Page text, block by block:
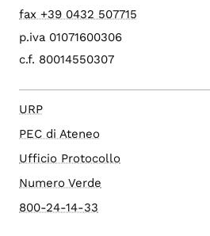
fax +39 0432 507715
p.iva 01071600306
c.f. 80014550307
URP
PEC di Ateneo
Ufficio Protocollo
Numero Verde
800-24-14-33